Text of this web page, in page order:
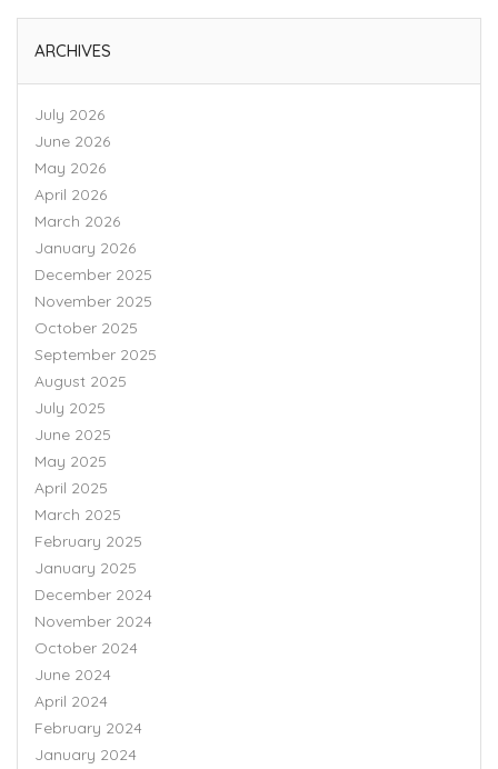
ARCHIVES
July 2026
June 2026
May 2026
April 2026
March 2026
January 2026
December 2025
November 2025
October 2025
September 2025
August 2025
July 2025
June 2025
May 2025
April 2025
March 2025
February 2025
January 2025
December 2024
November 2024
October 2024
June 2024
April 2024
February 2024
January 2024